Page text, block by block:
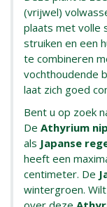
(vrijwel)
plaats met volle
struiken en een
te combineren
vochthoudende
laat zich goed
Bent u op zoek
De Athyrium
als Japanse
heeft een
centimeter. De
wintergroen.